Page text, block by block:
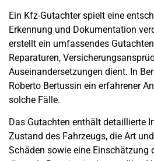
Ein Kfz-Gutachter spielt eine
Erkennung und Dokumentation
erstellt ein umfassendes
Reparaturen,
Auseinandersetzungen dient. In
Roberto Bertussin ein erfahrener
solche Fälle.
Das Gutachten enthält detaillierte
Zustand des Fahrzeugs, die Art
Schäden sowie eine Einschätzung